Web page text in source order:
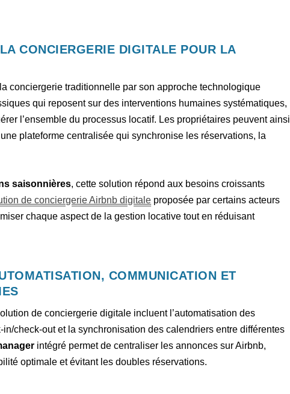
CONCIERGERIE DIGITALE POUR LA
conciergerie traditionnelle par son approche technologique
qui reposent sur des interventions humaines systématiques,
l’ensemble du processus locatif. Les propriétaires peuvent ainsi
plateforme centralisée qui synchronise les réservations, la
saisonnières, cette solution répond aux besoins croissants
de conciergerie Airbnb digitale proposée par certains acteurs
chaque aspect de la gestion locative tout en réduisant
COMMUNICATION ET
de conciergerie digitale incluent l’automatisation des
check-out et la synchronisation des calendriers entre différentes
intégré permet de centraliser les annonces sur Airbnb,
optimale et évitant les doubles réservations.